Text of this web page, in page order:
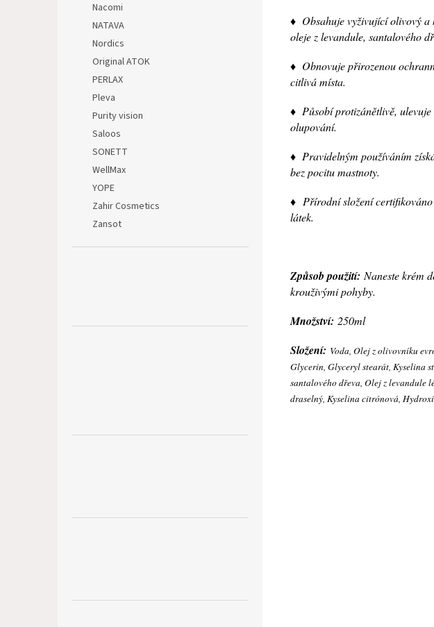
Nacomi
NATAVA
Nordics
Original ATOK
PERLAX
Pleva
Purity vision
Saloos
SONETT
WellMax
YOPE
Zahir Cosmetics
Zansot
♦ Obsahuje vyživující olivový a
oleje z levandule, santalového
♦ Obnovuje přirozenou
citlivá místa.
♦ Působí protizánětlivě, ulevuje
olupování.
♦ Pravidelným používáním
bez pocitu mastnoty.
♦ Přírodní složení
látek.
Způsob použití: Naneste krém
krouživými pohyby.
Množství: 250ml
Složení: Voda, Olej z olivovníku
Glycerin, Glyceryl stearát, Kyselina
santalového dřeva, Olej z levandule
draselný, Kyselina citrónová,